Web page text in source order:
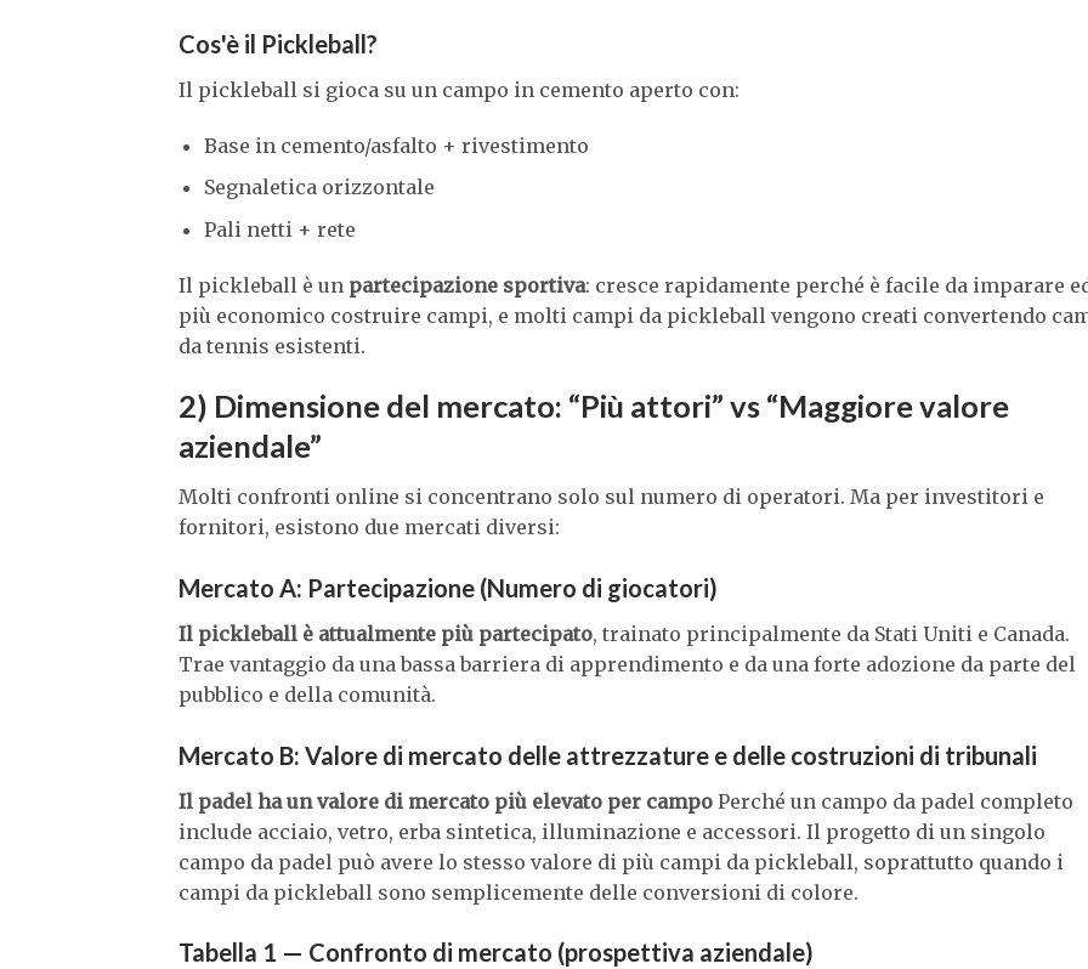
Cos'è il Pickleball?
Il pickleball si gioca su un campo in cemento aperto con:
Base in cemento/asfalto + rivestimento
Segnaletica orizzontale
Pali netti + rete
Il pickleball è un partecipazione sportiva: cresce rapidamente perché è facile da imparare
più economico costruire campi, e molti campi da pickleball vengono creati convertendo
da tennis esistenti.
2) Dimensione del mercato: “Più attori” vs “Maggiore valore
aziendale”
Molti confronti online si concentrano solo sul numero di operatori. Ma per investitori e
fornitori, esistono due mercati diversi:
Mercato A: Partecipazione (Numero di giocatori)
Il pickleball è attualmente più partecipato, trainato principalmente da Stati Uniti e Canada.
Trae vantaggio da una bassa barriera di apprendimento e da una forte adozione da parte del
pubblico e della comunità.
Mercato B: Valore di mercato delle attrezzature e delle costruzioni di tribunali
Il padel ha un valore di mercato più elevato per campo Perché un campo da padel completo
include acciaio, vetro, erba sintetica, illuminazione e accessori. Il progetto di un singolo
campo da padel può avere lo stesso valore di più campi da pickleball, soprattutto quando i
campi da pickleball sono semplicemente delle conversioni di colore.
Tabella 1 — Confronto di mercato (prospettiva aziendale)